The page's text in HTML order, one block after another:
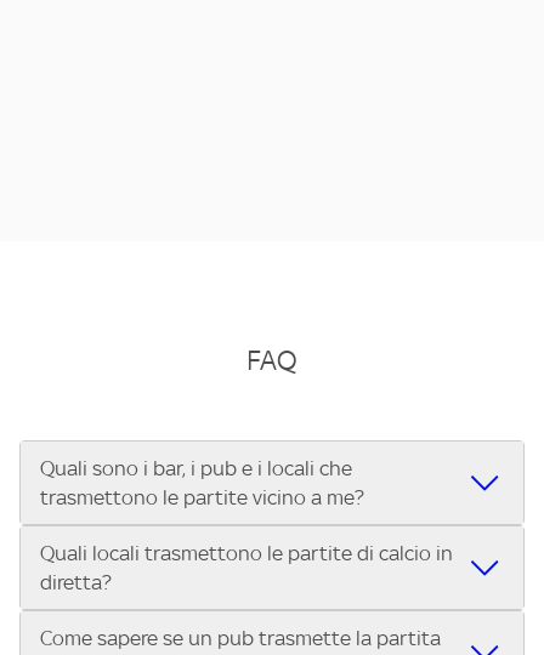
FAQ
Quali sono i bar, i pub e i locali che
trasmettono le partite vicino a me?
Se cerchi un bar, pub, ristorante o locale vicino a te per
vedere le partite di Serie A ENILIVE, la Serie C Sky Wifi, la
UEFA Champions League, la UEFA Europa League, la UEFA
Conference League, il Tennis, la Formula 1®, la MotoGP™ e
Quali locali trasmettono le partite di calcio in
diretta?
Vuoi sapere quali bar, pub o ristoranti mostrano le partite
Come sapere se un pub trasmette la partita